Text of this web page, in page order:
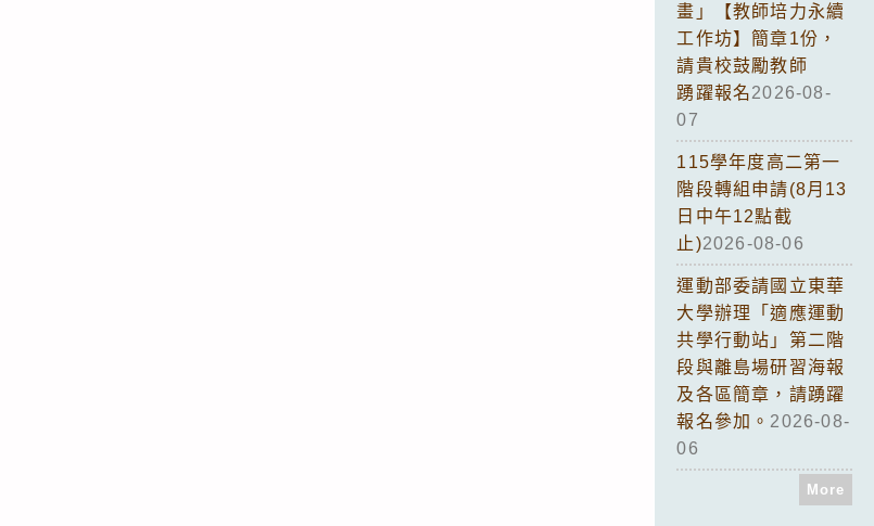
畫」【教師培力永續
工作坊】簡章1份，
請貴校鼓勵教師
踴躍報名2026-08-
07
115學年度高二第一
階段轉組申請(8月13
日中午12點截
止)2026-08-06
運動部委請國立東華
大學辦理「適應運動
共學行動站」第二階
段與離島場研習海報
及各區簡章，請踴躍
報名參加。 2026-08-
06
More